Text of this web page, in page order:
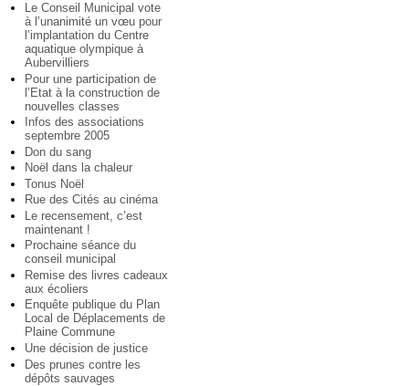
Le Conseil Municipal vote
à l’unanimité un vœu pour
l’implantation du Centre
aquatique olympique à
Aubervilliers
Pour une participation de
l’Etat à la construction de
nouvelles classes
Infos des associations
septembre 2005
Don du sang
Noël dans la chaleur
Tonus Noël
Rue des Cités au cinéma
Le recensement, c’est
maintenant !
Prochaine séance du
conseil municipal
Remise des livres cadeaux
aux écoliers
Enquête publique du Plan
Local de Déplacements de
Plaine Commune
Une décision de justice
Des prunes contre les
dépôts sauvages